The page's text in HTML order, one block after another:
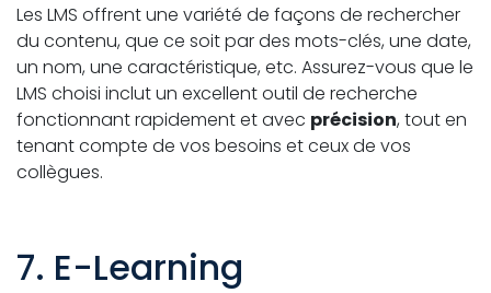
Les LMS offrent une variété de façons de rechercher
du contenu, que ce soit par des mots-clés, une date,
un nom, une caractéristique, etc. Assurez-vous que le
LMS choisi inclut un excellent outil de recherche
fonctionnant rapidement et avec précision, tout en
tenant compte de vos besoins et ceux de vos
collègues.
7. E-Learning